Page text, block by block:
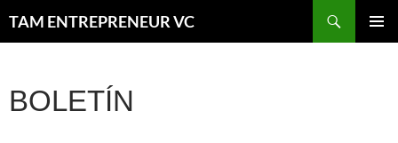
TAM ENTREPRENEUR VC
BOLETÍN